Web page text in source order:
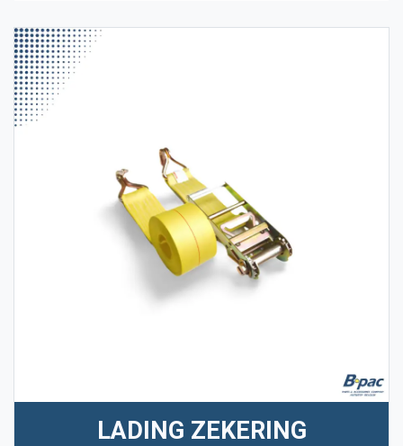
LADING ZEKERING